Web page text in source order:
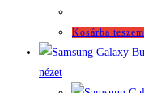
Kosárba teszem
nézet